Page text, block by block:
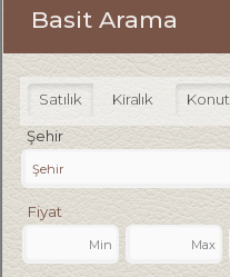
Basit Arama
Satılık Kiralık Konut
Şehir
Fiyat